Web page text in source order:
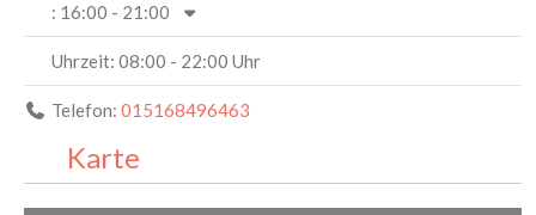
: 16:00 - 21:00
Uhrzeit:08:00 - 22:00 Uhr
Telefon:015168496463
Karte